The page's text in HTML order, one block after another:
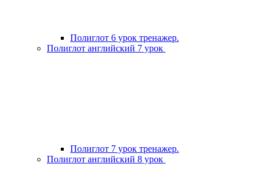
Полиглот 6 урок тренажер.
Полиглот английский 7 урок
Полиглот 7 урок тренажер.
Полиглот английский 8 урок